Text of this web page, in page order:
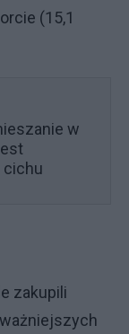
(15,1
w
cichu
zakupili